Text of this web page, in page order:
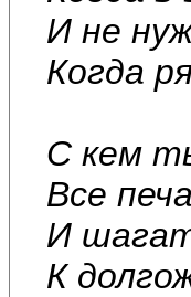
И не
Когда
С кем
Все
И
К